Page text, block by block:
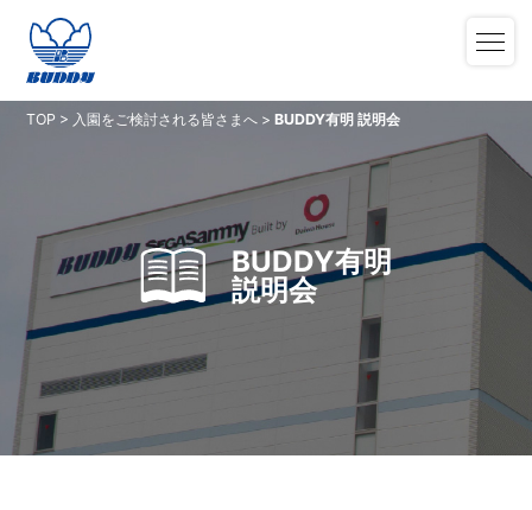
TOP > 入園をご検討される皆さまへ >BUDDY有明 説明会
BUDDY有明
説明会